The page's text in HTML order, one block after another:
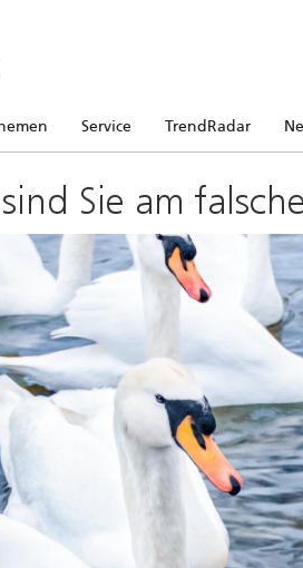
Service TrendRadar
Sie am